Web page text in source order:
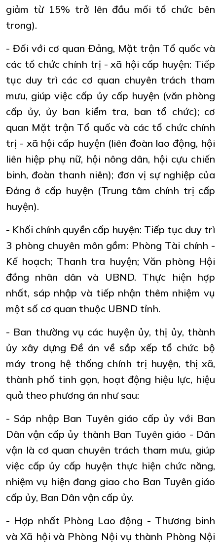
giảm từ 15% trở lên đầu mối tổ chức bên
trong).
- Đối với cơ quan Đảng, Mặt trận Tổ quốc và
các tổ chức chính trị - xã hội cấp huyện: Tiếp
tục duy trì các cơ quan chuyên trách tham
mưu, giúp việc cấp ủy cấp huyện (văn phòng
cấp ủy, ủy ban kiểm tra, ban tổ chức); cơ
quan Mặt trận Tổ quốc và các tổ chức chính
trị - xã hội cấp huyện (liên đoàn lao động, hội
liên hiệp phụ nữ, hội nông dân, hội cựu chiến
binh, đoàn thanh niên); đơn vị sự nghiệp của
Đảng ở cấp huyện (Trung tâm chính trị cấp
huyện).
- Khối chính quyền cấp huyện: Tiếp tục duy trì
3 phòng chuyên môn gồm: Phòng Tài chính -
Kế hoạch; Thanh tra huyện; Văn phòng Hội
đồng nhân dân và UBND. Thực hiện hợp
nhất, sáp nhập và tiếp nhận thêm nhiệm vụ
một số cơ quan thuộc UBND tỉnh.
- Ban thường vụ các huyện ủy, thị ủy, thành
ủy xây dựng Đề án về sắp xếp tổ chức bộ
máy trong hệ thống chính trị huyện, thị xã,
thành phố tinh gọn, hoạt động hiệu lực, hiệu
quả theo phương án như sau:
- Sáp nhập Ban Tuyên giáo cấp ủy với Ban
Dân vận cấp ủy thành Ban Tuyên giáo - Dân
vận là cơ quan chuyên trách tham mưu, giúp
việc cấp ủy cấp huyện thực hiện chức năng,
nhiệm vụ hiện đang giao cho Ban Tuyên giáo
cấp ủy, Ban Dân vận cấp ủy.
- Hợp nhất Phòng Lao động - Thương binh
và Xã hội và Phòng Nội vụ thành Phòng Nội